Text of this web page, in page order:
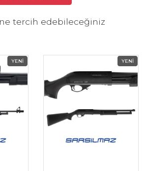
tercih edebileceğiniz